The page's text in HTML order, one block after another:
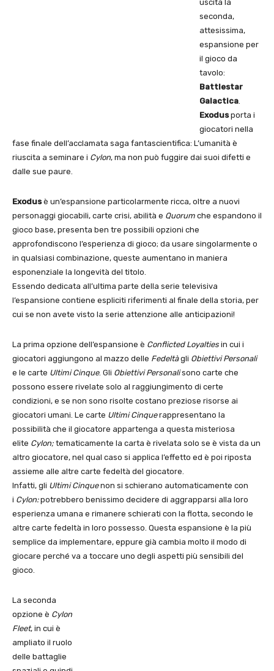
uscita la
seconda,
attesissima,
espansione per
il gioco da
tavolo:
Battlestar
Galactica.
Exodusporta i
giocatori nella
fase finale dell’acclamata saga fantascientifica: L’umanità è
riuscita a seminare i Cylon, ma non può fuggire dai suoi difetti e
dalle sue paure.
Exodusè un’espansione particolarmente ricca, oltre a nuovi
personaggi giocabili, carte crisi, abilità e Quorum che espandono il
gioco base, presenta ben tre possibili opzioni che
approfondiscono l’esperienza di gioco; da usare singolarmente o
in qualsiasi combinazione, queste aumentano in maniera
esponenziale la longevità del titolo.
Essendo dedicata all’ultima parte della serie televisiva
l’espansione contiene espliciti riferimenti al finale della storia, per
cui se non avete visto la serie attenzione alle anticipazioni!
La prima opzione dell’espansione è Conflicted Loyalties in cui i
giocatori aggiungono al mazzo delle Fedeltàgli Obiettivi Personali
e le carte Ultimi Cinque. Gli Obiettivi Personalisono carte che
possono essere rivelate solo al raggiungimento di certe
condizioni, e se non sono risolte costano preziose risorse ai
giocatori umani. Le carte Ultimi Cinquerappresentano la
possibilità che il giocatore appartenga a questa misteriosa
elite Cylon; tematicamente la carta è rivelata solo se è vista da un
altro giocatore, nel qual caso si applica l’effetto ed è poi riposta
assieme alle altre carte fedeltà del giocatore.
Infatti, gli Ultimi Cinquenon si schierano automaticamente con
i Cylon:potrebbero benissimo decidere di aggrapparsi alla loro
esperienza umana e rimanere schierati con la flotta, secondo le
altre carte fedeltà in loro possesso. Questa espansione è la più
semplice da implementare, eppure già cambia molto il modo di
giocare perché va a toccare uno degli aspetti più sensibili del
gioco.
La seconda
opzione è Cylon
Fleet, in cui è
ampliato il ruolo
delle battaglie